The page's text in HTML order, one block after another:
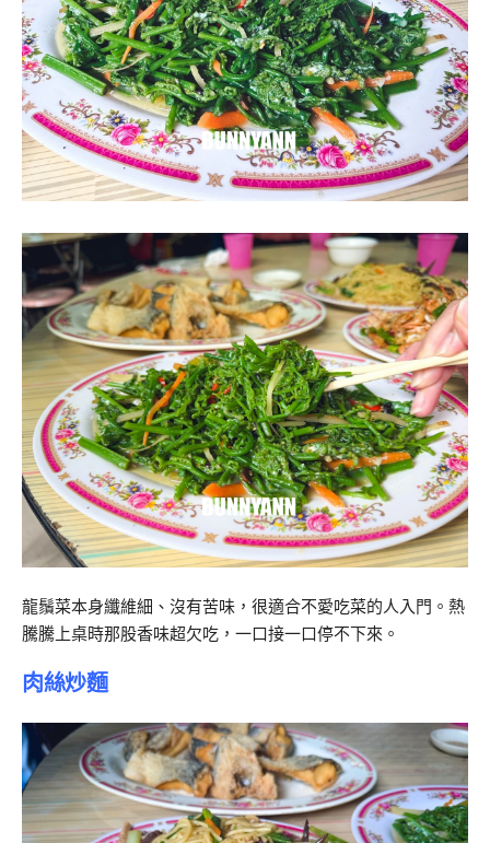
龍鬚菜本身纖維細、沒有苦味，很適合不愛吃菜的人入門。熱
騰騰上桌時那股香味超欠吃，一口接一口停不下來。
肉絲炒麵